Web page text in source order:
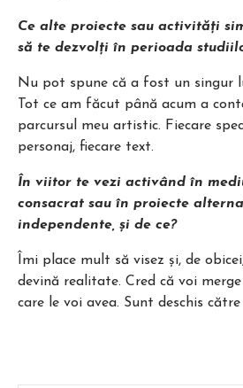
Ce alte proiecte sau activități
să te dezvolți în perioada
Nu pot spune că a fost un singur
Tot ce am făcut până acum a
parcursul meu artistic. Fiecare
personaj, fiecare text.
În viitor te vezi activând în
consacrat sau în proiecte
independente, și de ce?
Îmi place mult să visez și, de
devină realitate. Cred că voi
care le voi avea. Sunt deschis